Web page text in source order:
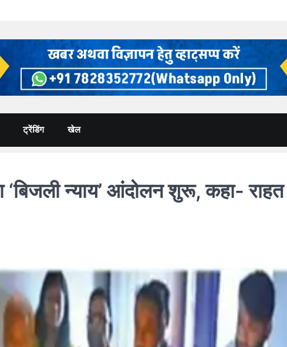
ट्रेंडिंग खेल
न्याय’ आंदोलन शुरू, कहा- राहत